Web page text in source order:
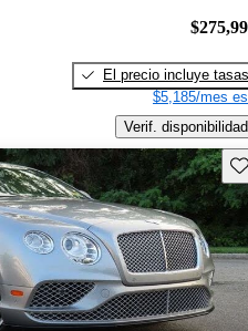
El precio incluye tasas
$5,185/mes
Verif. disponibilidad